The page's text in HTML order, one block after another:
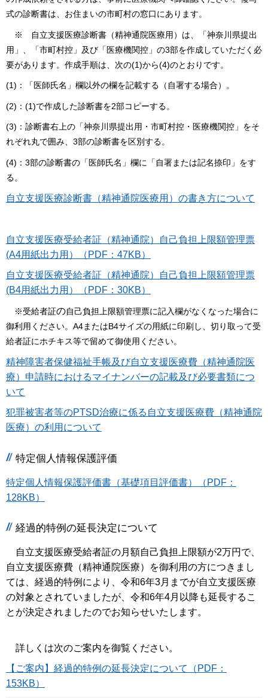
式の診断書は、お住まいの市町村の窓口にあります。
※ 自立支援医療診断書（精神通院医療用）は、「神奈川県提出
用」、「市町村控」及び「医療機関控」の3部を作成していただく必
要があります。作成手順は、次の(1)から(4)のとおりです。
(1)：「医師氏名」欄以外の欄を記載する（自署する場合）。
(2)：(1)で作成した診断書を2部コピーする。
(3)：診断書右上の「神奈川県提出用・市町村控・医療機関控」をそ
れぞれ丸で囲み、3部の診断書を区別する。
(4)：3部の診断書の「医師氏名」欄に「自署または記名捺印」をす
る。
自立支援医療診断書（精神通院医療用）の書き方について
自立支援医療受給者証（精神通院）自己負担上限額管理票
(A4用紙出力用）（PDF：47KB）
自立支援医療受給者証（精神通院）自己負担上限額管理票
(B4用紙出力用）（PDF：30KB）
※受給者証の自己負担上限額管理票に記入欄がなくなった場合に
御利用ください。A4またはB4サイズの用紙に印刷し、切り取って受
給者証にホチキス等で留めて御使用ください。
精神障害者保健福祉手帳及び自立支援医療費（精神通院医
療）申請時におけるマイナンバーの記載及び必要書類につ
いて
犯罪被害者等のPTSD治療に係る自立支援医療費（精神通院
医療）の利用について
特定個人情報保護評価
特定個人情報保護評価書（基礎項目評価書）（PDF：
128KB）
経過的特例の延長決定について
自立支援医療受給者証の月額自己負担上限額が2万円で、
自立支援医療費（精神通院医療）を御利用の方につきまし
ては、経過的特例により、令和6年3月までが自立支援医療
の対象とされていましたが、令和6年4月以降も延長するこ
とが決定されましたのでお知らせいたします。
詳しくは次のご案内を御覧ください。
【ご案内】経過的特例の延長決定について（PDF：
153KB）